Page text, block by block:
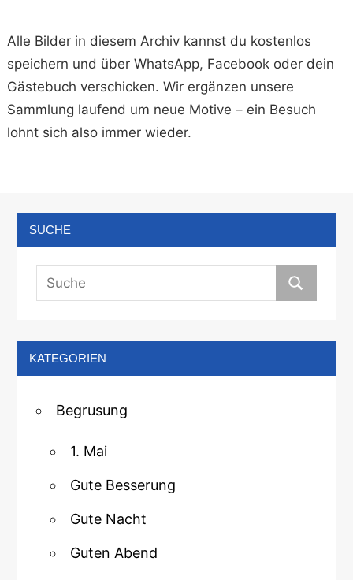
Alle Bilder in diesem Archiv kannst du kostenlos
speichern und über WhatsApp, Facebook oder dein
Gästebuch verschicken. Wir ergänzen unsere
Sammlung laufend um neue Motive – ein Besuch
lohnt sich also immer wieder.
SUCHE
KATEGORIEN
Begrusung
1. Mai
Gute Besserung
Gute Nacht
Guten Abend